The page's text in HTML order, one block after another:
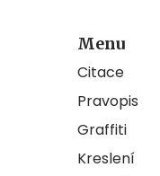
Menu
Citace
Pravopis
Graffiti
Kreslení